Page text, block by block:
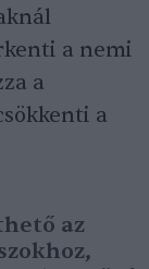
a nemi
a
a
az